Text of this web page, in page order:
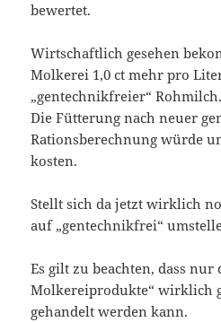
bewertet.
Wirtschaftlich gesehen
Molkerei 1,0 ct mehr pro
„gentechnikfreier“ Rohmilch.
Die Fütterung nach neuer
Rationsberechnung würde
kosten.
Stellt sich da jetzt wirklich
auf „gentechnikfrei“
Es gilt zu beachten, dass
Molkereiprodukte“ wirklich
gehandelt werden kann.